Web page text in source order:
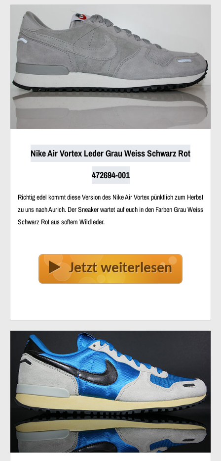
Nike Air Vortex Leder Grau Weiss Schwarz Rot
472694-001
Richtig edel kommt diese Version des Nike Air Vortex pünktlich zum Herbst
zu uns nach Aurich. Der Sneaker wartet auf euch in den Farben Grau Weiss
Schwarz Rot aus softem Wildleder.
Jetzt weiterlesen